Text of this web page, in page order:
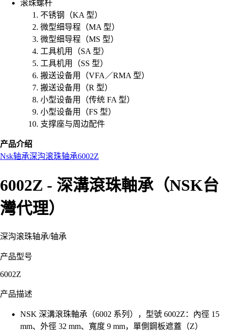
滚珠螺杆
不锈钢（KA 型）
微型细导程（MA 型）
微型细导程（MS 型）
工具机用（SA 型）
工具机用（SS 型）
搬送设备用（VFA／RMA 型）
搬送设备用（R 型）
小型设备用（传统 FA 型）
小型设备用（FS 型）
支撑座与周边配件
产品介绍
Nsk轴承深沟滚珠轴承6002Z
6002Z - 深溝滾珠軸承（NSK台
灣代理）
深沟滚珠轴承/轴承
产品型号
6002Z
产品描述
NSK 深溝滾珠軸承（6002 系列），型號 6002Z：內徑 15
mm、外徑 32 mm、寬度 9 mm，單側鋼板遮蓋（Z）